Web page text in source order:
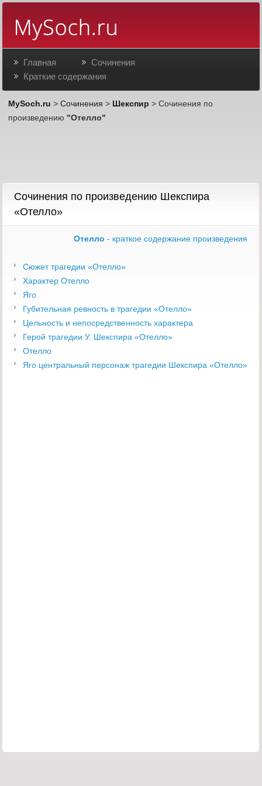
Главная
Сочинения
Краткие содержания
MySoch.ru >Сочинения > Шекспир > Сочинения по
произведению "Отелло"
Сочинения по произведению Шекспира
«Отелло»
Отелло - краткое содержание произведения
Сюжет трагедии «Отелло»
Характер Отелло
Яго
Губительная ревность в трагедии «Отелло»
Цельность и непосредственность характера
Герой трагедии У. Шекспира «Отелло»
Отелло
Яго центральный персонаж трагедии Шекспира «Отелло»